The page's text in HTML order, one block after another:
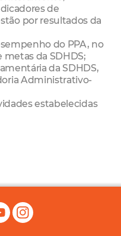
de
por resultados da
do PPA, no
metas da SDHDS;
da SDHDS,
Administrativo-
estabelecidas